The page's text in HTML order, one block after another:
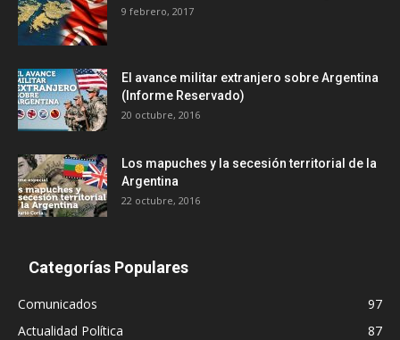
9 febrero, 2017
El avance militar extranjero sobre Argentina
(Informe Reservado)
20 octubre, 2016
Los mapuches y la secesión territorial de la
Argentina
22 octubre, 2016
Categorías Populares
Comunicados
97
Actualidad Política
87